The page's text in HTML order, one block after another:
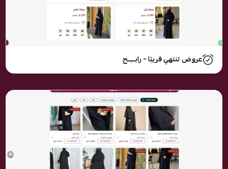
عروض تنتهي قريبًا – رابـــِــح